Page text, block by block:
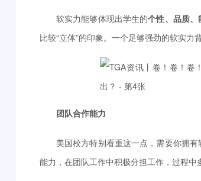
软实力能够体现出学生的个性、品质、
比较“立体”的印象。一个足够强劲的软实力
团队合作能力
美国校方特别看重这一点，需要你拥
能力，在团队工作中积极分担工作，过程中